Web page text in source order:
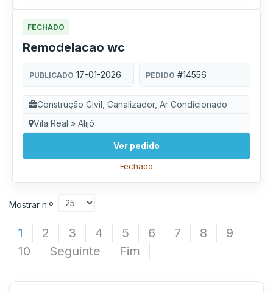
FECHADO
Remodelacao wc
PUBLICADO 17-01-2026 PEDIDO #14556
Construção Civil, Canalizador, Ar Condicionado
Vila Real » Alijó
Ver pedido
Fechado
Mostrar n.º
1 2 3 4 5 6 7 8
9
10
Seguinte Fim